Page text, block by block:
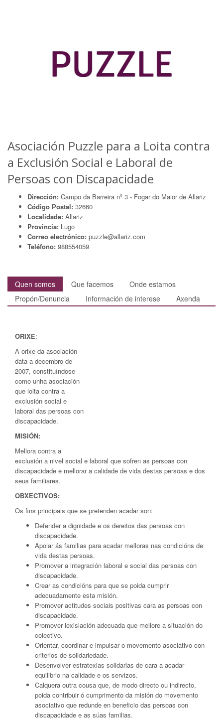
Asociación Puzzle para a Loita contra
a Exclusión Social e Laboral de
Persoas con Discapacidade
Dirección: Campo da Barreira nº 3 - Fogar do Maior de Allariz
Código Postal: 32660
Localidade: Allariz
Provincia: Lugo
Correo electrónico: puzzle@allariz.com
Teléfono: 988554059
Quen somos Que facemos
Onde estamos
Propón/Denuncia
Información de interese Axenda
ORIXE:
A orixe da asociación
data a decembro de
2007, constituíndose
como unha asociación
que loita contra a
exclusión social e
laboral das persoas con
discapacidade.
MISIÓN:
Mellora contra a
exclusión a nivel social e laboral que sofren as persoas con
discapacidade e mellorar a calidade de vida destas persoas e dos
seus familiares.
OBXECTIVOS:
Os fins principais que se pretenden acadar son:
Defender a dignidade e os dereitos das persoas con
discapacidade.
Apoiar ás familias para acadar melloras nas condicións de
vida destas persoas.
Promover a integración laboral e social das persoas con
discapacidade.
Crear as condicións para que se poida cumprir
adecuadamente esta misión.
Promover actitudes sociais positivas cara as persoas con
discapacidade.
Promover lexislación adecuada que mellore a situación do
colectivo.
Orientar, coordinar e impulsar o movemento asociativo con
criterios de solidariedade.
Desenvolver estratexias solidarias de cara a acadar
equilibrio na calidade e os servizos.
Calquera outra cousa que, de modo directo ou indirecto,
poida contribuir ó cumprimento da misión do movemento
asociativo que redunde en beneficio das persoas con
discapacidade e as súas familias.